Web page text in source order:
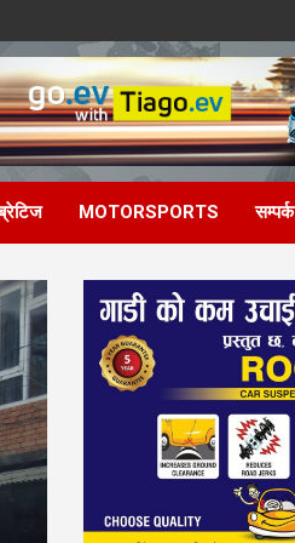
MOTORSPORTS सम्पर्क